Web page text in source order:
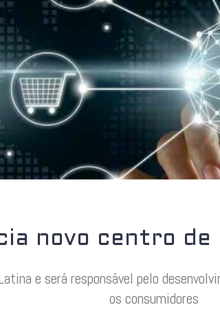
novo centro de
e será responsável pelo
os consumidores